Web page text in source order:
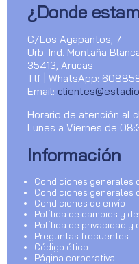
¿Donde
C/Los Agapantos, 7
Urb. Ind. Montaña
35413, Arucas
Tlf | WhatsApp:
Email:
Horario de atención al
Lunes a Viernes de
Información
Condiciones generales
Condiciones generales
Condiciones de envío
Política de cambios y
Política de privacidad y
Preguntas frecuentes
Código ético
Página corporativa